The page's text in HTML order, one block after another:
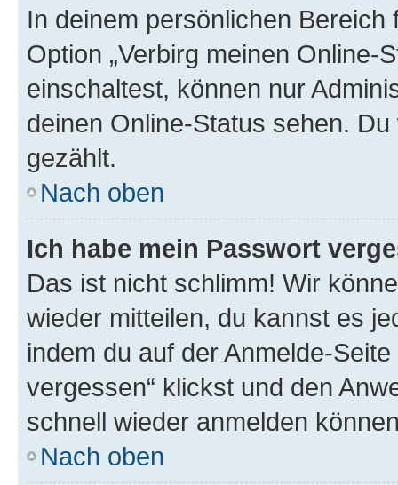
In deinem persönlichen
Option „Verbirg meinen Online-
einschaltest, können nur
deinen Online-Status sehen.
gezählt.
Nach oben
Ich habe mein Passwort
Das ist nicht schlimm! Wir
wieder mitteilen, du kannst es
indem du auf der Anmelde-
vergessen“ klickst und den
schnell wieder anmelden
Nach oben